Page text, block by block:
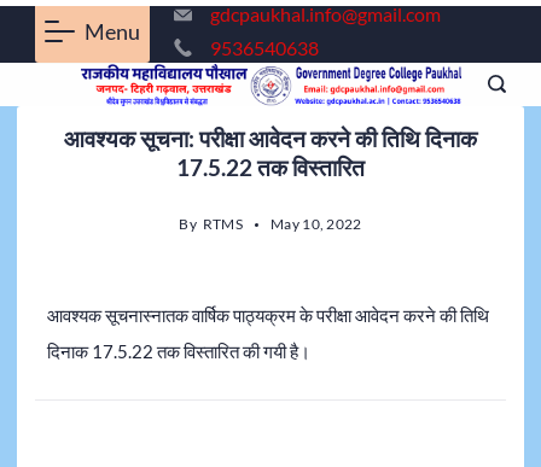
Menu
gdcpaukhal.info@gmail.com
9536540638
आवश्यक सूचना: परीक्षा आवेदन करने की तिथि दिनाक
17.5.22 तक विस्तारित
By RTMS May 10, 2022
आवश्यक सूचनास्नातक वार्षिक पाठ्यक्रम के परीक्षा आवेदन करने की तिथि
दिनाक 17.5.22 तक विस्तारित की गयी है।